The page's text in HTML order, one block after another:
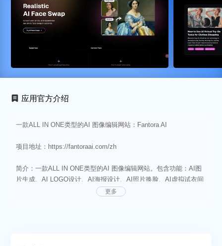
应用官方介绍
一款ALL IN ONE类型的AI 图像编辑网站：Fantora AI
项目地址：https://fantoraai.com/zh
简介：一款ALL IN ONE类型的AI 图像编辑网站。包含功能：AI图
片生成、AI LOGO设计、AI海报设计、AI照片换脸、AI虚拟试衣间
更多